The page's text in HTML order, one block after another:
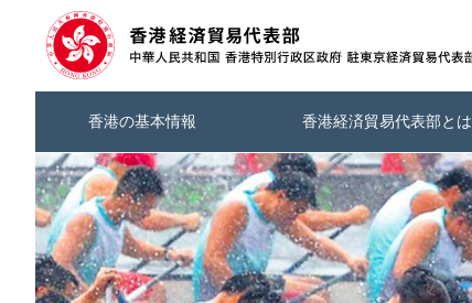
香港の基本情報 香港経済貿易代表部とは